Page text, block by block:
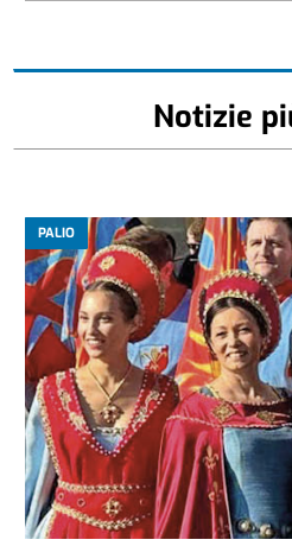
Notizie
PALIO